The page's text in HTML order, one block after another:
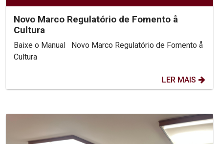
Novo Marco Regulatório de Fomento å
Cultura
Baixe o Manual Novo Marco Regulatório de Fomento å
Cultura
LER MAIS